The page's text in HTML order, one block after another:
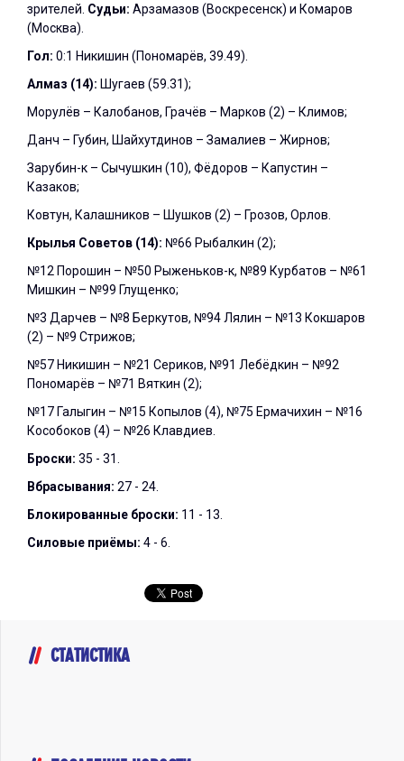
зрителей. Судьи: Арзамазов (Воскресенск) и Комаров
(Москва).
Гол: 0:1 Никишин (Пономарёв, 39.49).
Алмаз (14): Шугаев (59.31);
Морулёв – Калобанов, Грачёв – Марков (2) – Климов;
Данч – Губин, Шайхутдинов – Замалиев – Жирнов;
Зарубин-к – Сычушкин (10), Фёдоров – Капустин –
Казаков;
Ковтун, Калашников – Шушков (2) – Грозов, Орлов.
Крылья Советов (14): №66 Рыбалкин (2);
№12 Порошин – №50 Рыженьков-к, №89 Курбатов – №61
Мишкин – №99 Глущенко;
№3 Дарчев – №8 Беркутов, №94 Лялин – №13 Кокшаров
(2) – №9 Стрижов;
№57 Никишин – №21 Сериков, №91 Лебёдкин – №92
Пономарёв – №71 Вяткин (2);
№17 Галыгин – №15 Копылов (4), №75 Ермачихин – №16
Кособоков (4) – №26 Клавдиев.
Броски: 35 - 31.
Вбрасывания: 27 - 24.
Блокированные броски: 11 - 13.
Силовые приёмы: 4 - 6.
СТАТИСТИКА